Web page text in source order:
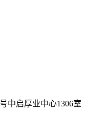
中启厚业中心1306室